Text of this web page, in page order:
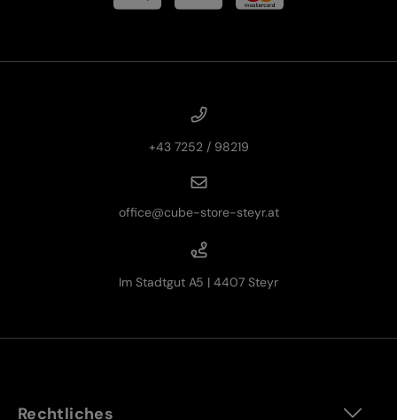
+43 7252 / 98219
office@cube-store-steyr.at
Im Stadtgut A5 | 4407 Steyr
Rechtliches